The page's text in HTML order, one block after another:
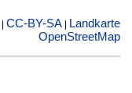
CC-BY-SA Landkarte
OpenStreetMap